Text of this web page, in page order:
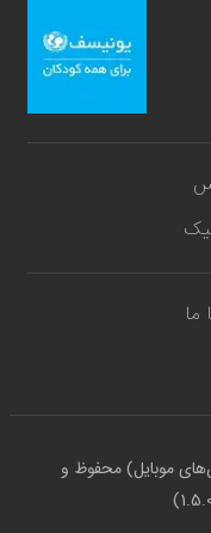
ما
موبایل) محفوظ و